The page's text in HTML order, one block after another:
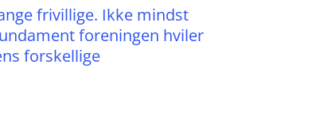
frivillige. Ikke mindst
foreningen hviler
forskellige